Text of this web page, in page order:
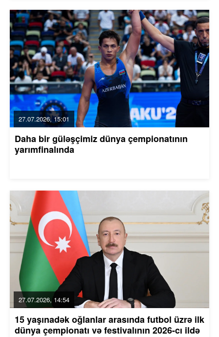
27.07.2026, 15:01
Daha bir güləşçimiz dünya çempionatının
yarımfinalında
27.07.2026, 14:54
15 yaşınadək oğlanlar arasında futbol üzrə ilk
dünya çempionatı və festivalının 2026-cı ildə